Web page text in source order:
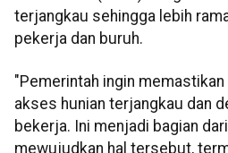
terjangkau sehingga lebih
pekerja dan buruh.
"Pemerintah ingin
akses hunian terjangkau dan
bekerja. Ini menjadi bagian
mewujudkan hal tersebut,